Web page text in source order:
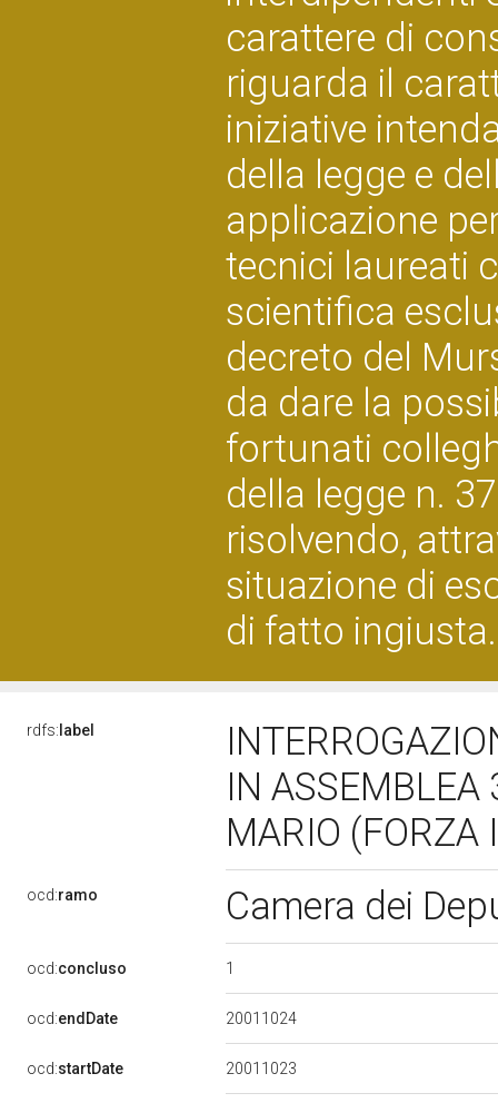
carattere di
riguarda il
iniziative
della legge e
applicazione
tecnici laureati
scientifica
decreto del
da dare la
fortunati
della legge n.
risolvendo,
situazione di
di fatto
rdfs: label
IN
MARIO
ocd:ramo Camera dei
ocd:concluso 1
ocd:endDate 20011024
ocd:startDate 20011023